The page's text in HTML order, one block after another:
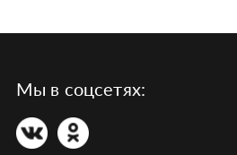
Мы в соцсетях: